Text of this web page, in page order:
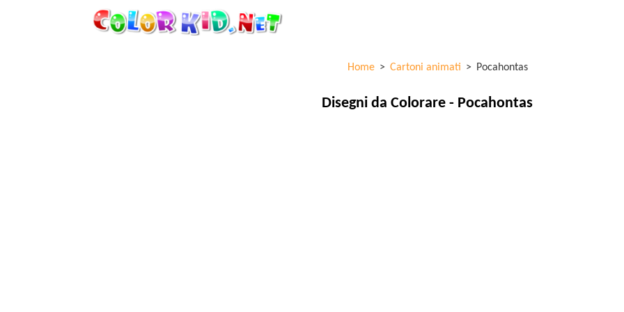
Home > Cartoni animati > Pocahontas
Disegni da Colorare - Pocahontas